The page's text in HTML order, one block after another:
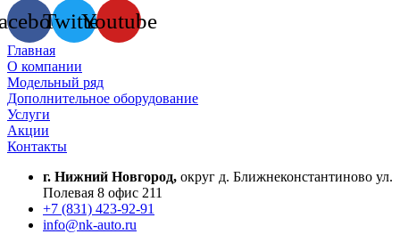
TwitterYoutube
Главная
О компании
Модельный ряд
Дополнительное оборудование
Услуги
Акции
Контакты
г. Нижний Новгород, округ д. Ближнеконстантиново ул.
Полевая 8 офис 211
+7 (831) 423-92-91
info@nk-auto.ru